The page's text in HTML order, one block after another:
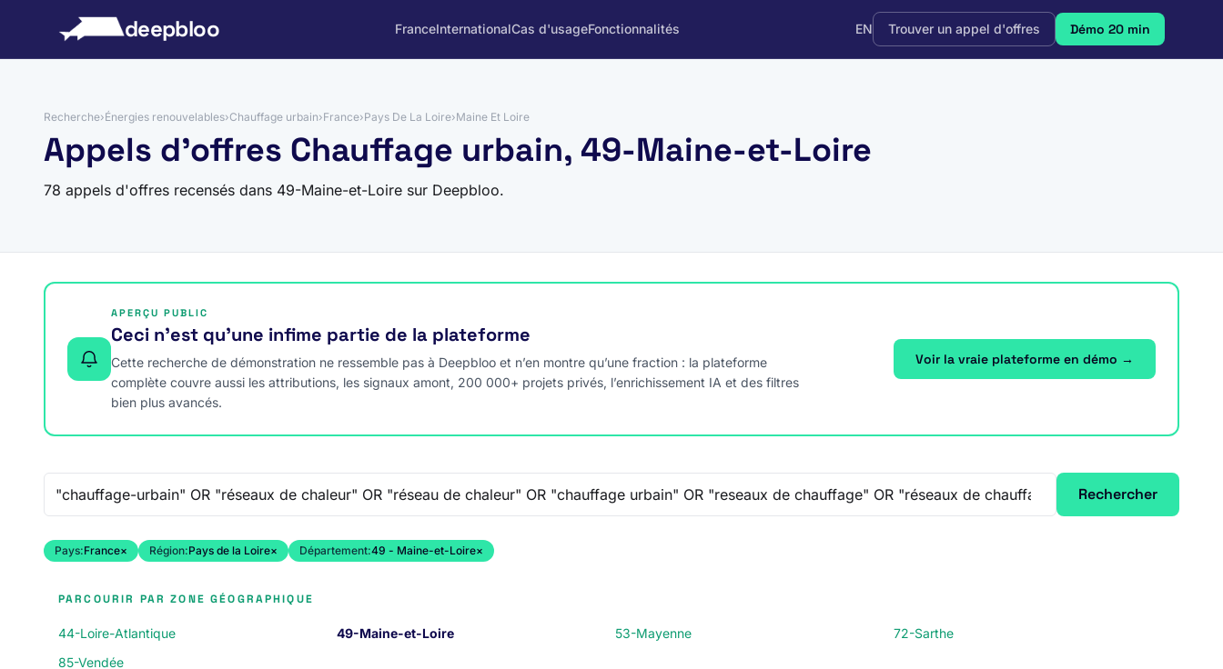
deepbloo FranceInternationalCas d'usageFonctionnalités EN Trouver un appel d'offres Démo 20 min
Recherche›Énergies renouvelables›Chauffage urbain›France›Pays De La Loire›Maine Et Loire
Appels d'offres Chauffage urbain, 49-Maine-et-Loire
78 appels d'offres recensés dans 49-Maine-et-Loire sur Deepbloo.
APERÇU PUBLIC
Ceci n’est qu’une infime partie de la plateforme
Cette recherche de démonstration ne ressemble pas à Deepbloo et n’en montre qu’une fraction : la plateforme
complète couvre aussi les attributions, les signaux amont, 200 000+ projets privés, l’enrichissement IA et des filtres
bien plus avancés.
Voir la vraie plateforme en démo →
Rechercher
Pays:France× Région:Pays de la Loire× Département:49 - Maine-et-Loire×
PARCOURIR PAR ZONE GÉOGRAPHIQUE
44-Loire-Atlantique 49-Maine-et-Loire 53-Mayenne
72-Sarthe
85-Vendée